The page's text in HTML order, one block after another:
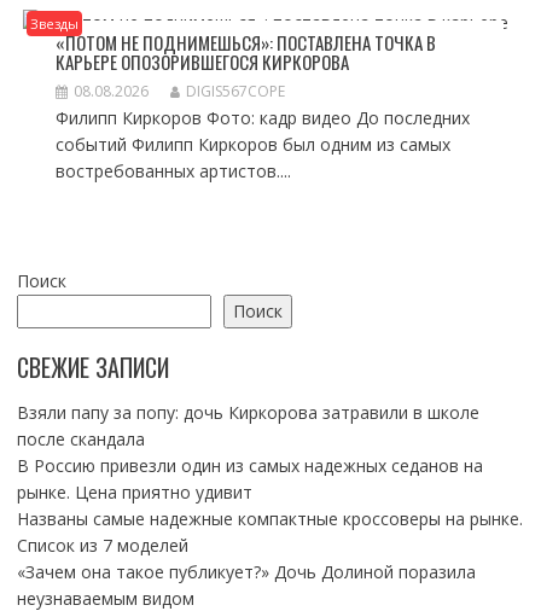
Звезды
«ПОТОМ НЕ ПОДНИМЕШЬСЯ»: ПОСТАВЛЕНА ТОЧКА В
КАРЬЕРЕ ОПОЗОРИВШЕГОСЯ КИРКОРОВА
08.08.2026 DIGIS567COPE
Филипп Киркоров Фото: кадр видео До последних
событий Филипп Киркоров был одним из самых
востребованных артистов....
Поиск
Поиск
СВЕЖИЕ ЗАПИСИ
Взяли папу за попу: дочь Киркорова затравили в школе
после скандала
В Россию привезли один из самых надежных седанов на
рынке. Цена приятно удивит
Названы самые надежные компактные кроссоверы на рынке.
Список из 7 моделей
«Зачем она такое публикует?» Дочь Долиной поразила
неузнаваемым видом